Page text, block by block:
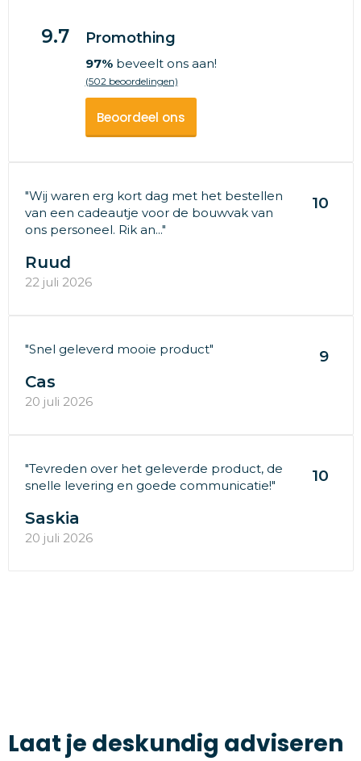
9.7 Promothing
97%beveelt ons aan!
(502 beoordelingen)
Beoordeel ons
"Wij waren erg kort dag met het bestellen
van een cadeautje voor de bouwvak van
ons personeel. Rik an..."
10
Ruud
22 juli 2026
"Snel geleverd mooie product" 9
Cas
20 juli 2026
"Tevreden over het geleverde product, de
snelle levering en goede communicatie!"
10
Saskia
20 juli 2026
Laat je deskundig adviseren